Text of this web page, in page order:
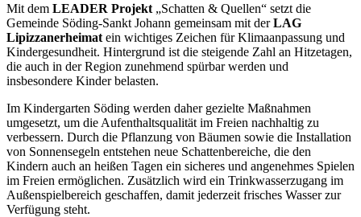
Mit dem LEADER Projekt „Schatten & Quellen“ setzt die
Gemeinde Söding-Sankt Johann gemeinsam mit derLAG
Lipizzanerheimat ein wichtiges Zeichen für Klimaanpassung und
Kindergesundheit. Hintergrund ist die steigende Zahl an Hitzetagen,
die auch in der Region zunehmend spürbar werden und
insbesondere Kinder belasten.
Im Kindergarten Söding werden daher gezielte Maßnahmen
umgesetzt, um die Aufenthaltsqualität im Freien nachhaltig zu
verbessern. Durch die Pflanzung von Bäumen sowie die Installation
von Sonnensegeln entstehen neue Schattenbereiche, die den
Kindern auch an heißen Tagen ein sicheres und angenehmes Spielen
im Freien ermöglichen. Zusätzlich wird ein Trinkwasserzugang im
Außenspielbereich geschaffen, damit jederzeit frisches Wasser zur
Verfügung steht.